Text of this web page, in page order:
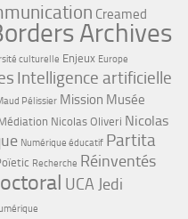
Creamed
Archives
culturelle Enjeux Europe
Intelligence artificielle
Pélissier Mission Musée
Nicolas Oliveri Nicolas
Numérique éducatif Partita
Recherche Réinventés
UCA Jedi